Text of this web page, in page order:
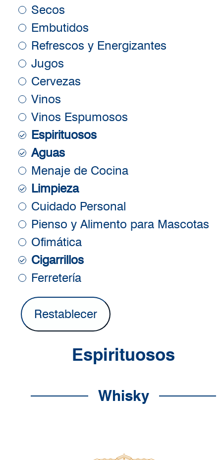
Secos
Embutidos
Refrescos y Energizantes
Jugos
Cervezas
Vinos
Vinos Espumosos
Espirituosos
Aguas
Menaje de Cocina
Limpieza
Cuidado Personal
Pienso y Alimento para Mascotas
Ofimática
Cigarrillos
Ferretería
Espirituosos
Whisky